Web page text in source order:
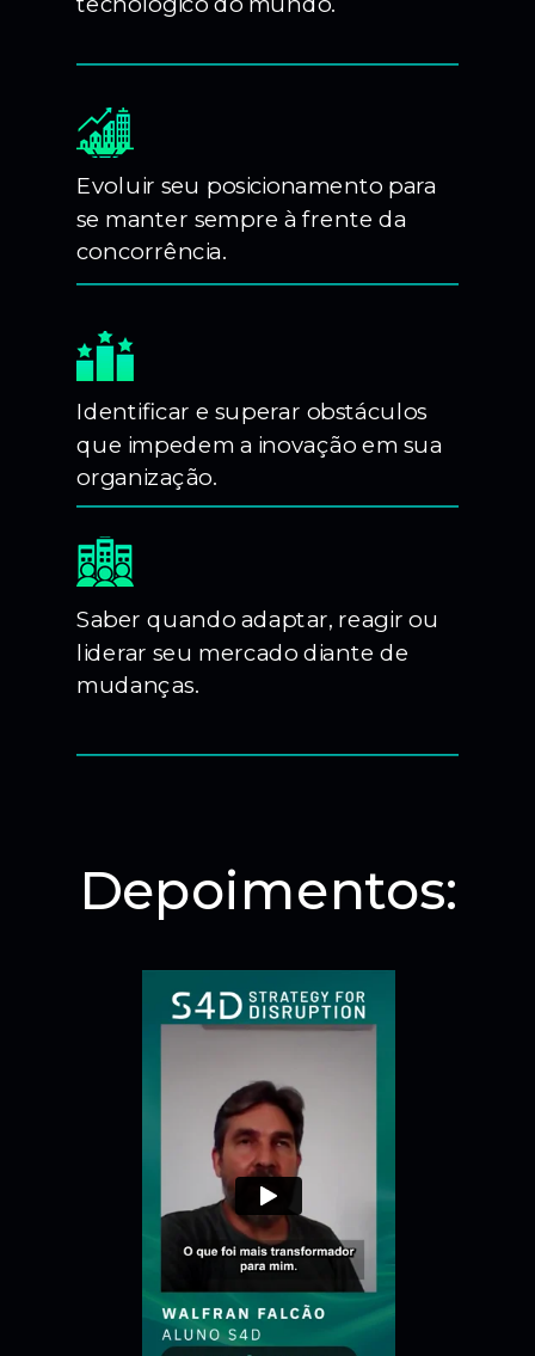
Evoluir seu posicionamento para
se manter sempre à frente da
concorrência.
Identificar e superar obstáculos
que impedem a inovação em sua
organização.
Saber quando adaptar, reagir ou
liderar seu mercado diante de
mudanças.
Depoimentos: